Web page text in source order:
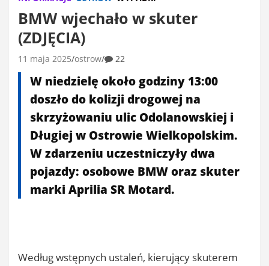
BMW wjechało w skuter
(ZDJĘCIA)
11 maja 2025 ostrow 22
W niedzielę około godziny 13:00
doszło do kolizji drogowej na
skrzyżowaniu ulic Odolanowskiej i
Długiej w Ostrowie Wielkopolskim.
W zdarzeniu uczestniczyły dwa
pojazdy: osobowe BMW oraz skuter
marki Aprilia SR Motard.
Według wstępnych ustaleń, kierujący skuterem